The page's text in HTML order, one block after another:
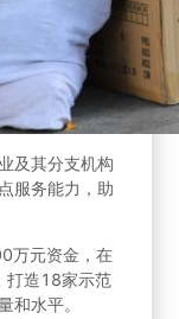
及其分支机构
服务能力，助
万元资金，在
打造18家示范
和水平。